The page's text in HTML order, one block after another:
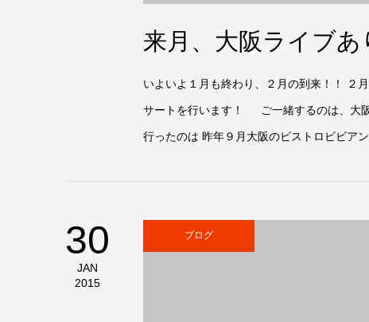
来月、大阪ライブあ
いよいよ１月も終わり、２月の到来！！
サートを行います！ ご一緒するのは、大
行ったのは 昨年９月大阪のビストロビビア
30
JAN
2015
ブログ